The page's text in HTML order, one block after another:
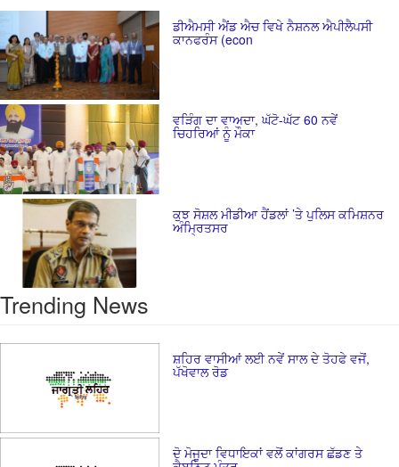
ਡੀਐਮਸੀ ਐਂਡ ਐਚ ਵਿਖੇ ਨੈਸ਼ਨਲ ਐਪੀਲੈਪਸੀ
ਕਾਨਫਰੰਸ (econ
ਵੜਿੰਗ ਦਾ ਵਾਅਦਾ, ਘੱਟੋ-ਘੱਟ 60 ਨਵੇਂ
ਚਿਹਰਿਆਂ ਨੂੰ ਮੌਕਾ
ਕੁਝ ਸੋਸ਼ਲ ਮੀਡੀਆ ਹੈਂਡਲਾਂ ’ਤੇ ਪੁਲਿਸ ਕਮਿਸ਼ਨਰ
ਅੰਮ੍ਰਿਤਸਰ
Trending News
ਸ਼ਹਿਰ ਵਾਸੀਆਂ ਲਈ ਨਵੇਂ ਸਾਲ ਦੇ ਤੋਹਫੇ ਵਜੋਂ,
ਪੱਖੋਵਾਲ ਰੋਡ
ਦੋ ਮੋਜੂਦਾ ਵਿਧਾਇਕਾਂ ਵਲੋਂ ਕਾਂਗਰਸ ਛੱਡਣ ਤੇ